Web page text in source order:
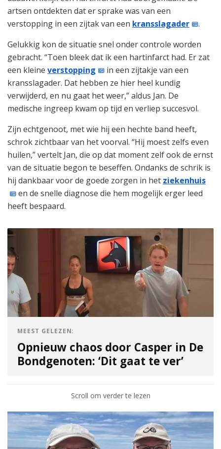
artsen ontdekten dat er sprake was van een
verstopping in een zijtak van een kransslagader
.
Gelukkig kon de situatie snel onder controle worden
gebracht. “Toen bleek dat ik een hartinfarct had. Er zat
een kleine verstopping
in een zijtakje van een
kransslagader. Dat hebben ze hier heel kundig
verwijderd, en nu gaat het weer,” aldus Jan. De
medische ingreep kwam op tijd en verliep succesvol.
Zijn echtgenoot, met wie hij een hechte band heeft,
schrok zichtbaar van het voorval. “Hij moest zelfs even
huilen,” vertelt Jan, die op dat moment zelf ook de ernst
van de situatie begon te beseffen. Ondanks de schrik is
hij dankbaar voor de goede zorgen in het ziekenhuis
en de snelle diagnose die hem mogelijk erger leed
heeft bespaard.
MEEST GELEZEN:
Opnieuw chaos door Casper in De
Bondgenoten: ‘Dit gaat te ver’
Scroll om verder te lezen